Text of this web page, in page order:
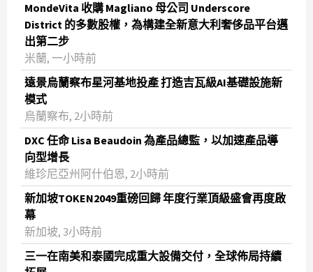
MondeVita 收購 Magliano 母公司 Underscore
District 的多數股權，為構建全新意大利奢侈品平台邁
出第二步
米蘭, 一小時前
遠景烏蘭察布星河基地投產 打造吉瓦級AI基礎設施新
模式
烏蘭察布, 2小時前
DXC 任命 Lisa Beaudoin 為產品總監，以加速產品導
向型增長
維珍尼亞州阿什伯恩, 2小時前
新加坡TOKEN2049重磅回歸 年度行業頂級盛會再度啟
幕
新加坡, 3小時前
三一在南美和泰國完成重大設備交付，全球佈局持續